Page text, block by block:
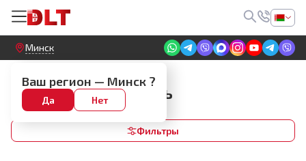
Круглосуточный! Прием заявок на сайте
Минск
Ваш регион — Минск ?
Да Нет
Инструмент для укладки плитки
Изделия 3D печать
Фильтры